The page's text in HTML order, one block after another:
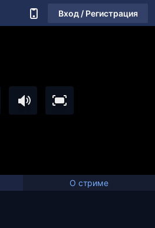
Вход / Регистрация
О стриме